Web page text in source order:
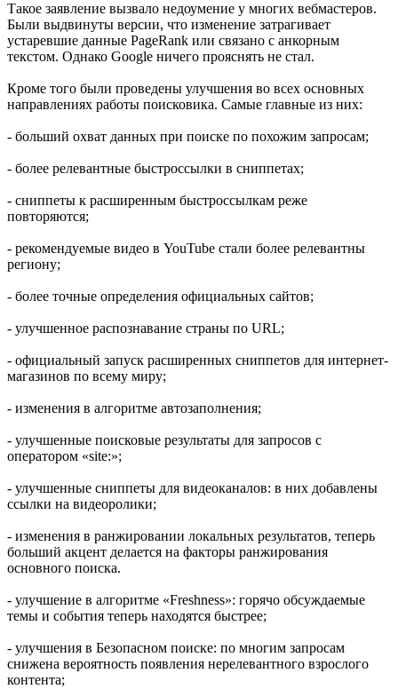
Такое заявление вызвало недоумение у многих вебмастеров.
Были выдвинуты версии, что изменение затрагивает
устаревшие данные PageRank или связано с анкорным
текстом. Однако Google ничего прояснять не стал.
Кроме того были проведены улучшения во всех основных
направлениях работы поисковика. Самые главные из них:
- больший охват данных при поиске по похожим запросам;
- более релевантные быстроссылки в сниппетах;
- сниппеты к расширенным быстроссылкам реже
повторяются;
- рекомендуемые видео в YouTube стали более релевантны
региону;
- более точные определения официальных сайтов;
- улучшенное распознавание страны по URL;
- официальный запуск расширенных сниппетов для интернет-
магазинов по всему миру;
- изменения в алгоритме автозаполнения;
- улучшенные поисковые результаты для запросов с
оператором «site:»;
- улучшенные сниппеты для видеоканалов: в них добавлены
ссылки на видеоролики;
- изменения в ранжировании локальных результатов, теперь
больший акцент делается на факторы ранжирования
основного поиска.
- улучшение в алгоритме «Freshness»: горячо обсуждаемые
темы и события теперь находятся быстрее;
- улучшения в Безопасном поиске: по многим запросам
снижена вероятность появления нерелевантного взрослого
контента;